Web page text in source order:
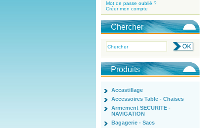
Mot de passe oublié ?
Créer mon compte
Chercher
Produits
Accastillage
Accessoires Table - Chaises
Armement SECURITE -
NAVIGATION
Bagagerie - Sacs